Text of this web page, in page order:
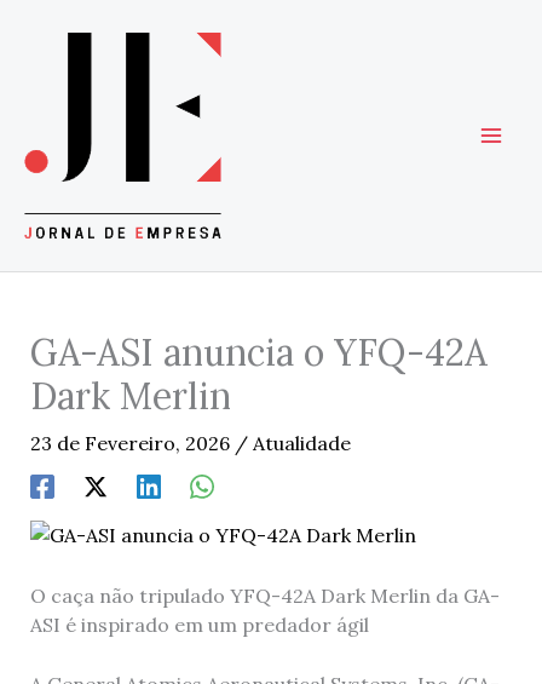
GA-ASI anuncia o YFQ-42A
Dark Merlin
23 de Fevereiro, 2026 / Atualidade
O caça não tripulado YFQ-42A Dark Merlin da GA-
ASI é inspirado em um predador ágil